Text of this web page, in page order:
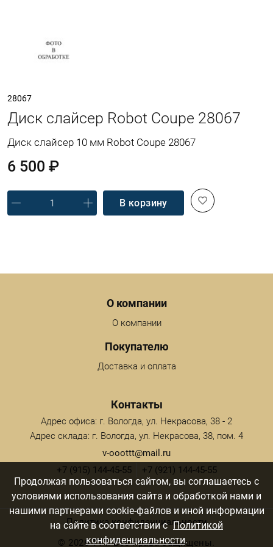
28067
Диск слайсер Robot Coupe 28067
Диск слайсер 10 мм Robot Coupe 28067
6 500 ₽
В корзину
О компании
О компании
Покупателю
Доставка и оплата
Контакты
Адрес офиса: г. Вологда, ул. Некрасова, 38 - 2
Адрес склада: г. Вологда, ул. Некрасова, 38, пом. 4
v-ooottt@mail.ru
+7 (915) 144-45-55
+7 (921) 144-45-55
© 2026 ТТТ. Все права защищены.
Политика конфиденциальности
Продолжая пользоваться сайтом, вы соглашаетесь с
условиями использования сайта и обработкой нами и
нашими партнерами cookie-файлов и иной информации
на сайте в соответствии с Политикой
конфиденциальности.